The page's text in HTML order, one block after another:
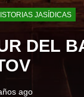
JASÍDICAS
DEL
ago